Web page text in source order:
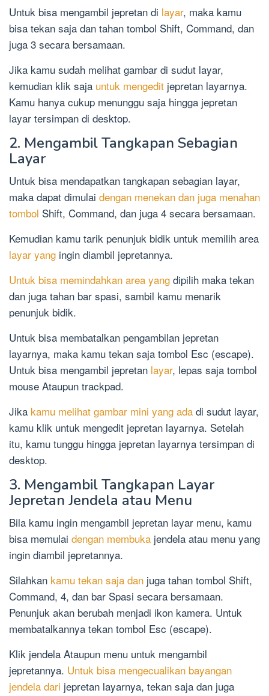
Untuk bisa mengambil jepretan di layar, maka kamu
bisa tekan saja dan tahan tombol Shift, Command, dan
juga 3 secara bersamaan.
Jika kamu sudah melihat gambar di sudut layar,
kemudian klik saja untuk mengedit jepretan layarnya.
Kamu hanya cukup menunggu saja hingga jepretan
layar tersimpan di desktop.
2. Mengambil Tangkapan Sebagian
Layar
Untuk bisa mendapatkan tangkapan sebagian layar,
maka dapat dimulai dengan menekan dan juga menahan
tombol Shift, Command, dan juga 4 secara bersamaan.
Kemudian kamu tarik penunjuk bidik untuk memilih area
layar yang ingin diambil jepretannya.
Untuk bisa memindahkan area yang dipilih maka tekan
dan juga tahan bar spasi, sambil kamu menarik
penunjuk bidik.
Untuk bisa membatalkan pengambilan jepretan
layarnya, maka kamu tekan saja tombol Esc (escape).
Untuk bisa mengambil jepretan layar, lepas saja tombol
mouse Ataupun trackpad.
Jika kamu melihat gambar mini yang ada di sudut layar,
kamu klik untuk mengedit jepretan layarnya. Setelah
itu, kamu tunggu hingga jepretan layarnya tersimpan di
desktop.
3. Mengambil Tangkapan Layar
Jepretan Jendela atau Menu
Bila kamu ingin mengambil jepretan layar menu, kamu
bisa memulai dengan membuka jendela atau menu yang
ingin diambil jepretannya.
Silahkan kamu tekan saja dan juga tahan tombol Shift,
Command, 4, dan bar Spasi secara bersamaan.
Penunjuk akan berubah menjadi ikon kamera. Untuk
membatalkannya tekan tombol Esc (escape).
Klik jendela Ataupun menu untuk mengambil
jepretannya. Untuk bisa mengecualikan bayangan
jendela dari jepretan layarnya, tekan saja dan juga